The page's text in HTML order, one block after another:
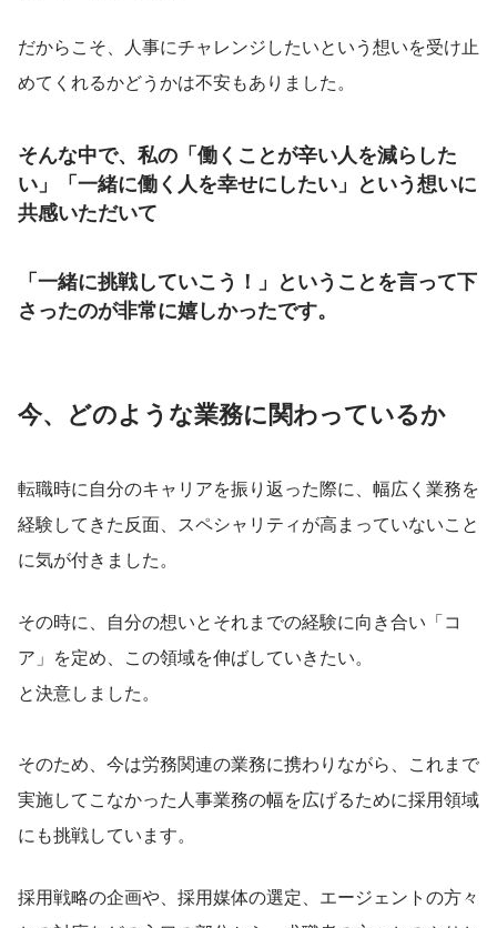
だからこそ、人事にチャレンジしたいという想いを受け止
めてくれるかどうかは不安もありました。
そんな中で、私の「働くことが辛い人を減らした
い」「一緒に働く人を幸せにしたい」という想いに
共感いただいて
「一緒に挑戦していこう！」ということを言って下
さったのが非常に嬉しかったです。
今、どのような業務に関わっているか
転職時に自分のキャリアを振り返った際に、幅広く業務を
経験してきた反面、スペシャリティが高まっていないこと
に気が付きました。
その時に、自分の想いとそれまでの経験に向き合い「コ
ア」を定め、この領域を伸ばしていきたい。
と決意しました。
そのため、今は労務関連の業務に携わりながら、これまで
実施してこなかった人事業務の幅を広げるために採用領域
にも挑戦しています。
採用戦略の企画や、採用媒体の選定、エージェントの方々